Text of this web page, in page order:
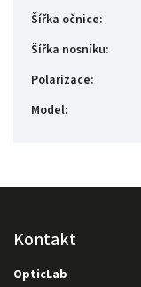
Šířka očnice:
Šířka nosníku:
Polarizace:
Model:
Kontakt
OpticLab